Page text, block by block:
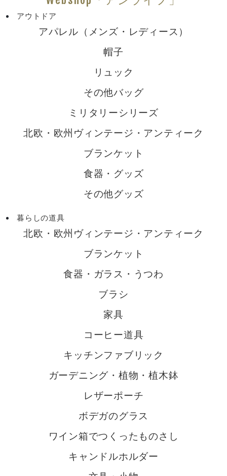
アウトドア
アパレル（メンズ・レディース）
帽子
リュック
その他バッグ
ミリタリーシリーズ
北欧・欧州ヴィンテージ・アンティーク
ブランケット
食器・グッズ
その他グッズ
暮らしの道具
北欧・欧州ヴィンテージ・アンティーク
ブランケット
食器・ガラス・うつわ
ブラシ
家具
コーヒー道具
キッチンファブリック
ガーデニング・植物・植木鉢
レザーポーチ
ボデガのグラス
ワイン箱でつくったものさし
キャンドルホルダー